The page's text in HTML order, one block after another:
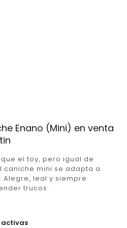
Enano (Mini) en venta
el toy, pero igual de
caniche mini se adapta a
leal y siempre
trucos.